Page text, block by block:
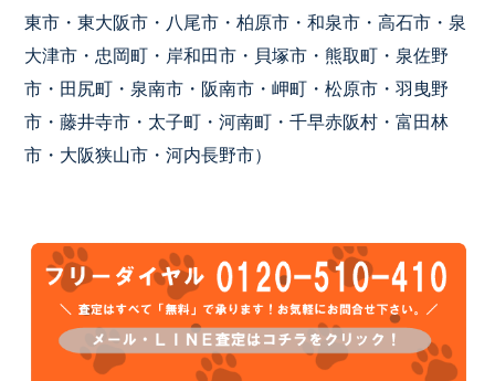
東市・東大阪市・八尾市・柏原市・和泉市・高石市・泉
大津市・忠岡町・岸和田市・貝塚市・熊取町・泉佐野
市・田尻町・泉南市・阪南市・岬町・松原市・羽曳野
市・藤井寺市・太子町・河南町・千早赤阪村・富田林
市・大阪狭山市・河内長野市）